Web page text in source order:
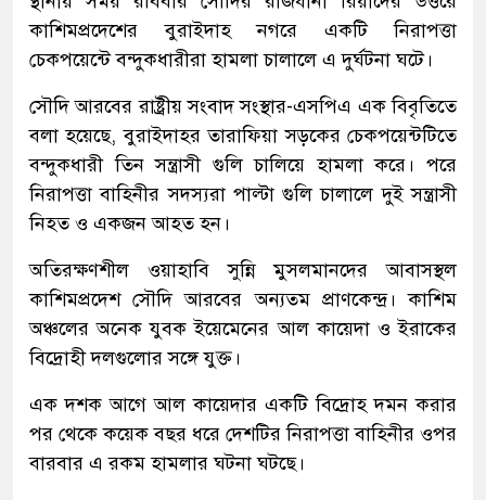
কাশিমপ্রদেশের বুরাইদাহ নগরে একটি নিরাপত্তা
চেকপয়েন্টে বন্দুকধারীরা হামলা চালালে এ দুর্ঘটনা ঘটে।
সৌদি আরবের রাষ্ট্রীয় সংবাদ সংস্থার-এসপিএ এক বিবৃতিতে
বলা হয়েছে, বুরাইদাহর তারাফিয়া সড়কের চেকপয়েন্টটিতে
বন্দুকধারী তিন সন্ত্রাসী গুলি চালিয়ে হামলা করে। পরে
নিরাপত্তা বাহিনীর সদস্যরা পাল্টা গুলি চালালে দুই সন্ত্রাসী
নিহত ও একজন আহত হন।
অতিরক্ষণশীল ওয়াহাবি সুন্নি মুসলমানদের আবাসস্থল
কাশিমপ্রদেশ সৌদি আরবের অন্যতম প্রাণকেন্দ্র। কাশিম
অঞ্চলের অনেক যুবক ইয়েমেনের আল কায়েদা ও ইরাকের
বিদ্রোহী দলগুলোর সঙ্গে যুক্ত।
এক দশক আগে আল কায়েদার একটি বিদ্রোহ দমন করার
পর থেকে কয়েক বছর ধরে দেশটির নিরাপত্তা বাহিনীর ওপর
বারবার এ রকম হামলার ঘটনা ঘটছে।